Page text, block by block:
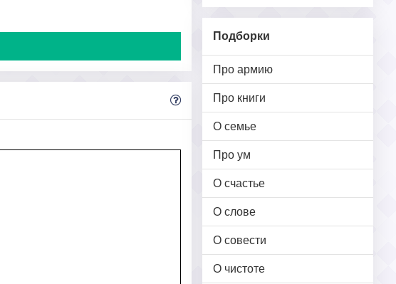
Подборки
Про армию
Про книги
О семье
Про ум
О счастье
О слове
О совести
О чистоте